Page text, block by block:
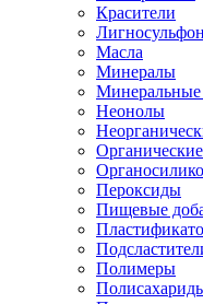
Красители
Масла
Минералы
Минеральные
Неонолы
Пероксиды
Пищевые
Полимеры